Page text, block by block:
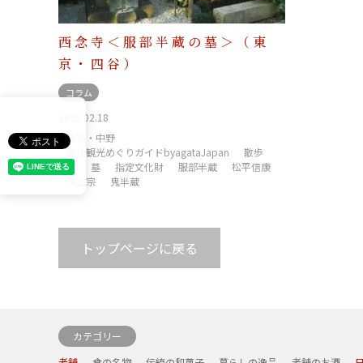
西念寺＜服部半蔵の墓＞（東
京・四谷）
コラム
2023.02.18
新宿・中野
文化観光めぐりガイドbyagataJapan
散歩
寺
墓 指定文化財 服部半蔵
松平信康
浄土宗
鬼半蔵
トップページに戻る
カテゴリー